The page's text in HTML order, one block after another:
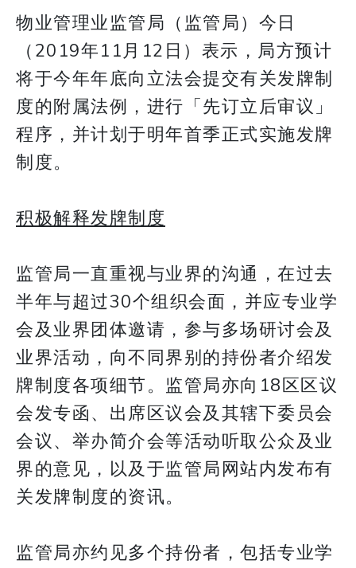
物业管理业监管局（监管局）今日
（2019年11月12日）表示，局方预计
将于今年年底向立法会提交有关发牌制
度的附属法例，进行「先订立后审议」
程序，并计划于明年首季正式实施发牌
制度。
积极解释发牌制度
监管局一直重视与业界的沟通，在过去
半年与超过30个组织会面，并应专业学
会及业界团体邀请，参与多场研讨会及
业界活动，向不同界别的持份者介绍发
牌制度各项细节。监管局亦向18区区议
会发专函、出席区议会及其辖下委员会
会议、举办简介会等活动听取公众及业
界的意见，以及于监管局网站内发布有
关发牌制度的资讯。
监管局亦约见多个持份者，包括专业学